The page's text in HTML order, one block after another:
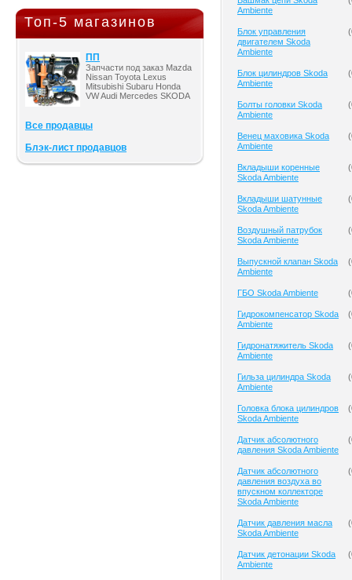
Топ-5 магазинов
ПП
Запчасти под заказ Mazda
Nissan Toyota Lexus
Mitsubishi Subaru Honda
VW Audi Mercedes SKODA
Все продавцы
Блэк-лист продавцов
Ambiente
Блок управления
двигателем Skoda
Ambiente
(
Блок цилиндров Skoda
Ambiente
(
Болты головки Skoda
Ambiente
(
Венец маховика Skoda
Ambiente
(
Вкладыши коренные
Skoda Ambiente
(
Вкладыши шатунные
Skoda Ambiente
(
Воздушный патрубок
Skoda Ambiente
(
Выпускной клапан Skoda
Ambiente
(
ГБО Skoda Ambiente (
Гидрокомпенсатор Skoda
Ambiente
(
Гидронатяжитель Skoda
Ambiente
(
Гильза цилиндра Skoda
Ambiente
(
Головка блока цилиндров
Skoda Ambiente
(
Датчик абсолютного
давления Skoda Ambiente
(
Датчик абсолютного
давления воздуха во
впускном коллекторе
Skoda Ambiente
(
Датчик давления масла
Skoda Ambiente
(
Датчик детонации Skoda
Ambiente
(